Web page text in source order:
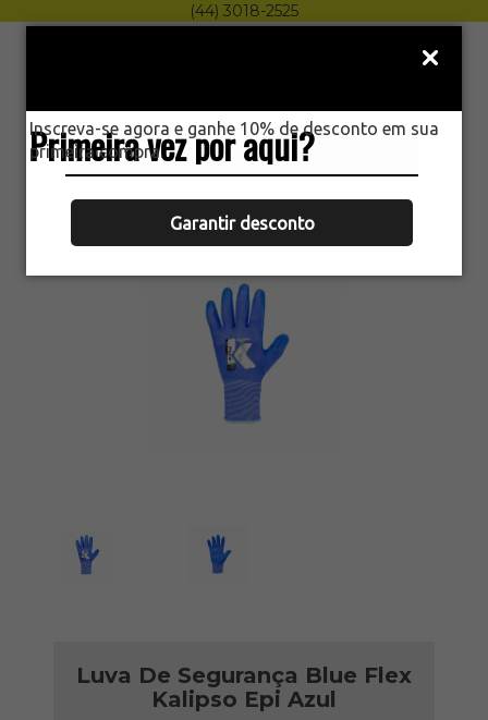
Primeira vez por aqui?
Inscreva-se agora e ganhe 10% de desconto em sua
primeira compra.
Garantir desconto
(44) 3018-2525
Menu
HOME
LUVA DE SEGURANÇA BLUE FLEX
KALIPSO EPI AZUL
Luva De Segurança Blue Flex
Kalipso Epi Azul